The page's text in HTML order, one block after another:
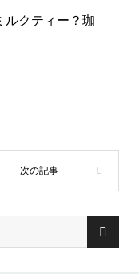
ルクティー？珈